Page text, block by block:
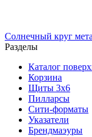
Солнечный круг
Разделы
Каталог
Корзина
Щиты 3х6
Пилларсы
Сити-форматы
Указатели
Брендмаэуры